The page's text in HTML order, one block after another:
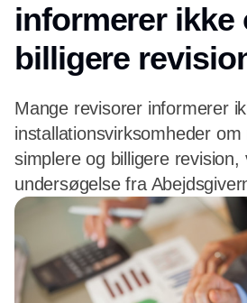
informerer ikke
billigere
Mange revisorer informerer
installationsvirksomheder
simplere og billigere revision,
undersøgelse fra